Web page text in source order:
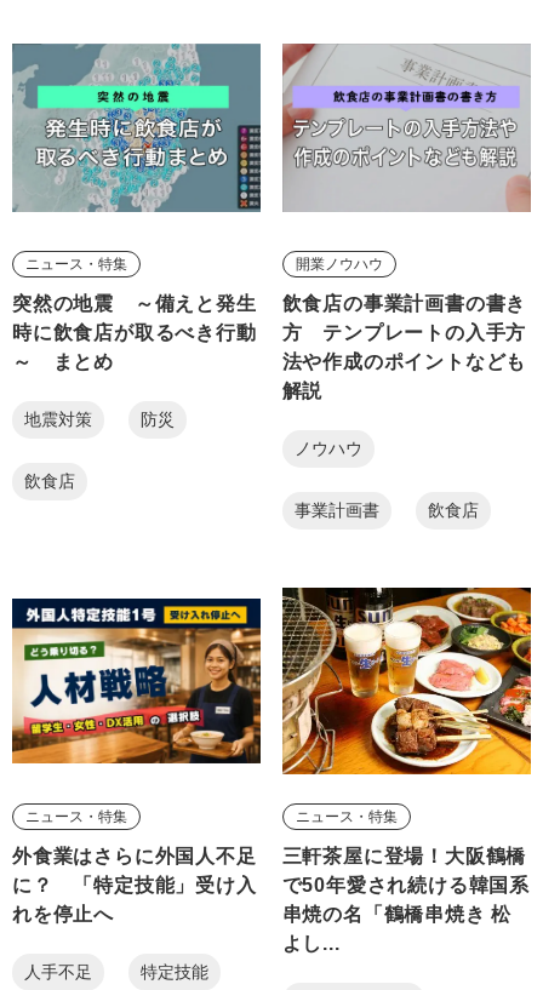
ニュース・特集
突然の地震 ～備えと発生
時に飲食店が取るべき行動
～ まとめ
地震対策 防災
飲食店
開業ノウハウ
飲食店の事業計画書の書き
方 テンプレートの入手方
法や作成のポイントなども
解説
ノウハウ
事業計画書 飲食店
ニュース・特集
外食業はさらに外国人不足
に？ 「特定技能」受け入
れを停止へ
人手不足 特定技能
ニュース・特集
三軒茶屋に登場！大阪鶴橋
で50年愛され続ける韓国系
串焼の名「鶴橋串焼き 松
よし...